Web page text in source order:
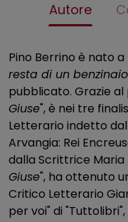
Autore
Pino Berrino è nato a
resta di un benzinaio
pubblicato. Grazie
Giuse", è nei tre
Letterario indetto
Arvangia: Rei
dalla Scrittrice Maria
Giuse", ha ottenuto
Critico Letterario
per voi" di